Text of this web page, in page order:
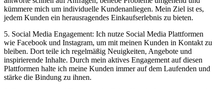
kümmere mich um individuelle Kundenanliegen. Mein Ziel ist es,
jedem Kunden ein herausragendes Einkaufserlebnis zu bieten.
5. Social Media Engagement: Ich nutze Social Media Plattformen
wie Facebook und Instagram, um mit meinen Kunden in Kontakt zu
bleiben. Dort teile ich regelmäßig Neuigkeiten, Angebote und
inspirierende Inhalte. Durch mein aktives Engagement auf diesen
Plattformen halte ich meine Kunden immer auf dem Laufenden und
stärke die Bindung zu ihnen.